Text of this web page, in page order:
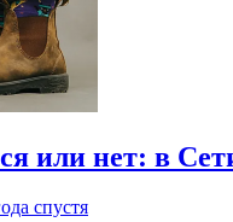
или нет: в
спустя